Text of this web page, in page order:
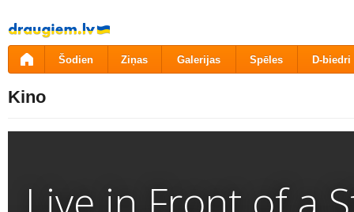
Pāriet
uz
saturu
Šodien Ziņas Galerijas Spēles D-biedri
Kino